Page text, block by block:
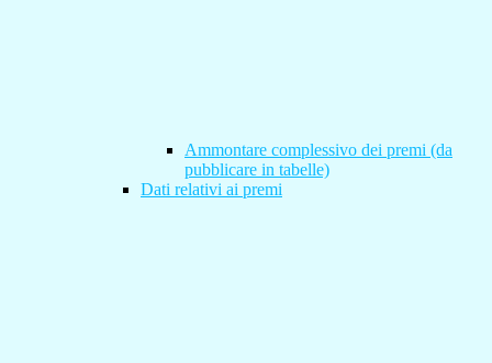
Ammontare complessivo dei premi (da
pubblicare in tabelle)
Dati relativi ai premi